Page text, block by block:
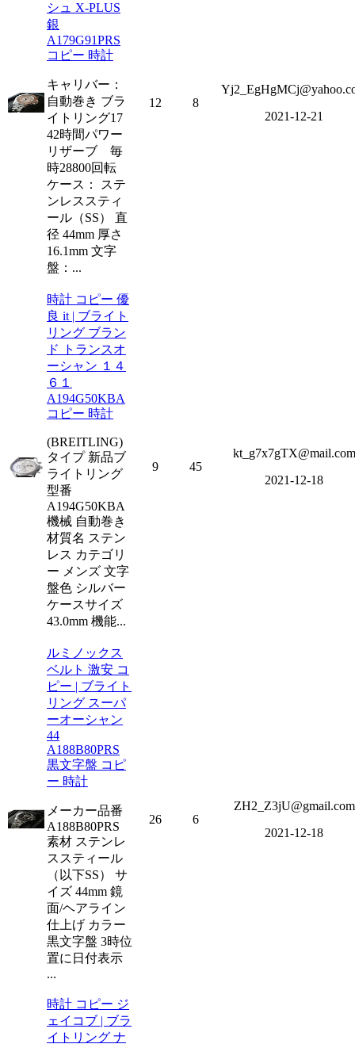
シュ X-PLUS
銀
A179G91PRS
コピー 時計
キャリバー：
自動巻き ブラ
イトリング17
42時間パワー
リザーブ 毎
時28800回転
ケース： ステ
ンレススティ
ール（SS） 直
径 44mm 厚さ
16.1mm 文字
盤：...
12 8
2021-12-21
時計 コピー 優
良 it | ブライト
リング ブラン
ド トランスオ
ーシャン １４
６１
A194G50KBA
コピー 時計
(BREITLING)
タイプ 新品ブ
ライトリング
型番
A194G50KBA
機械 自動巻き
材質名 ステン
レス カテゴリ
ー メンズ 文字
盤色 シルバー
ケースサイズ
43.0mm 機能...
9 45
kt_g7x7gTX@mail.com
2021-12-18
ルミノックス
ベルト 激安 コ
ピー | ブライト
リング スーパ
ーオーシャン
44
A188B80PRS
黒文字盤 コピ
ー 時計
メーカー品番
A188B80PRS
素材 ステンレ
ススティール
（以下SS） サ
イズ 44mm 鏡
面/ヘアライン
仕上げ カラー
黒文字盤 3時位
置に日付表示
...
26 6
ZH2_Z3jU@gmail.com
2021-12-18
時計 コピー ジ
ェイコブ | ブラ
イトリング ナ